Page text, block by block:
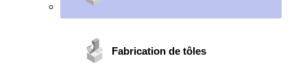
Fabrication de tôles